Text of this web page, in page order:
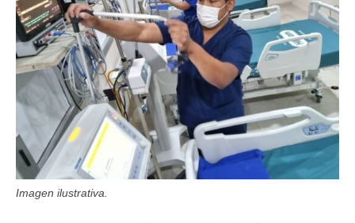
Imagen ilustrativa.